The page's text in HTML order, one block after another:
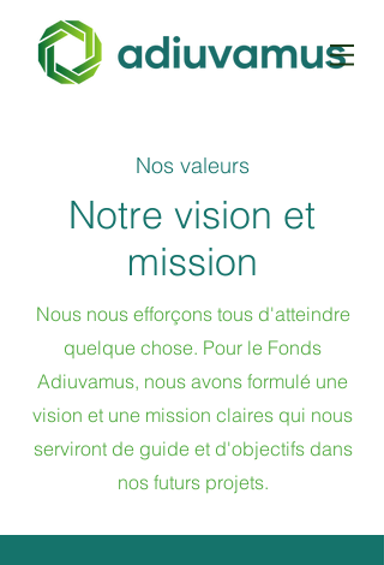
Nos valeurs
Notre vision et
mission
Nous nous efforçons tous d'atteindre
quelque chose. Pour le Fonds
Adiuvamus, nous avons formulé une
vision et une mission claires qui nous
serviront de guide et d'objectifs dans
nos futurs projets.